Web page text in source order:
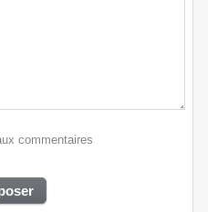
commentaires